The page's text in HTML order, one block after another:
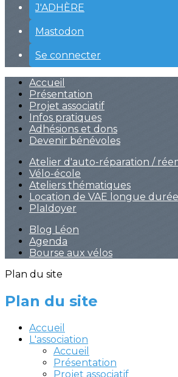
J'ADHÈRE
Mastodon
Se connecter
Accueil
Présentation
Projet associatif
Infos pratiques
Adhésions et dons
Devenir bénévoles
Atelier d'auto-réparation /
Vélo-école
Ateliers thématiques
Location de VAE longue durée
PlaIdoyer
Blog Léon
Agenda
Bourse aux vélos
Plan du site
Plan du site
Accueil
L'association
Accueil
Présentation
Projet associatif